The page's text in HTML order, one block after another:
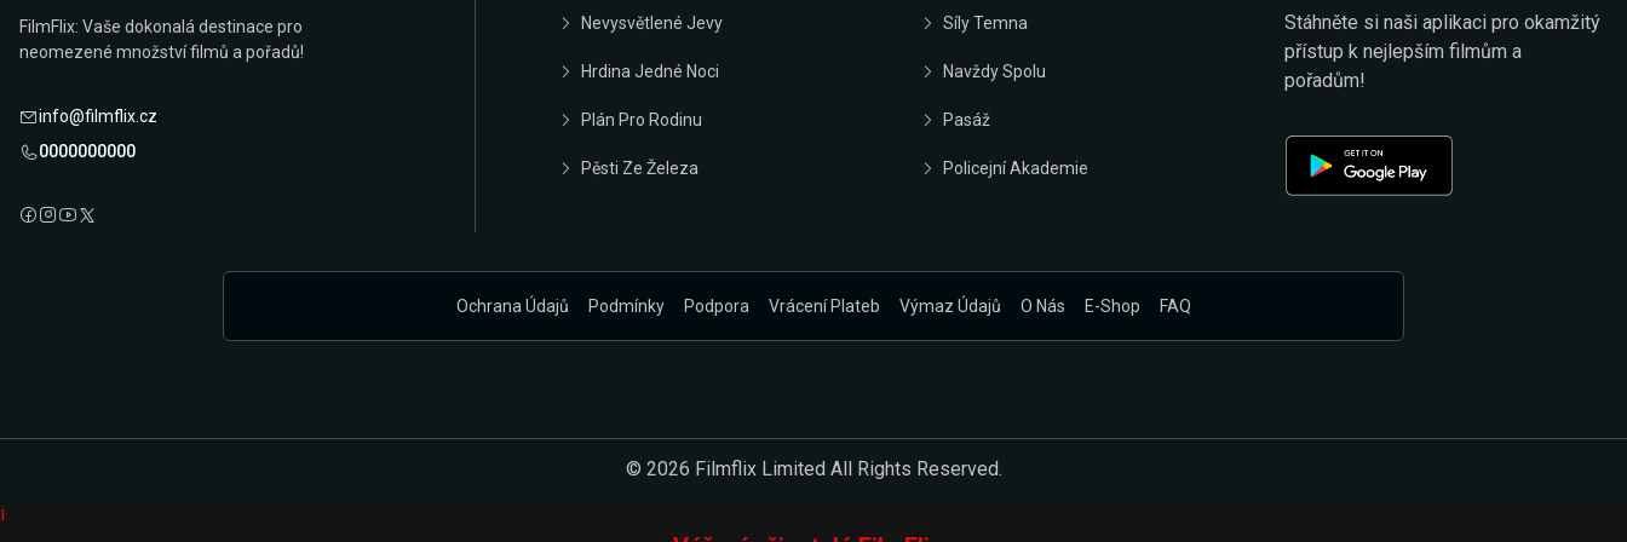
FilmFlix: Vaše dokonalá destinace pro
neomezené množství filmů a pořadů!
info@filmflix.cz
0000000000
Nevysvětlené Jevy
Hrdina Jedné Noci
Plán Pro Rodinu
Pěsti Ze Železa
Síly Temna
Navždy Spolu
Pasáž
Policejní Akademie
Stáhněte si naši aplikaci pro okamžitý
přístup k nejlepším filmům a
pořadům!
Ochrana Údajů Podmínky Podpora Vrácení Plateb Výmaz Údajů O Nás E-Shop FAQ
© 2026 Filmflix Limited All Rights Reserved.
i